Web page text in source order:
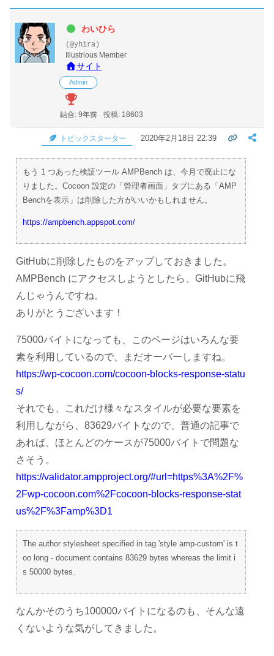
わいひら
(@yhira)
Illustrious Member
サイト
Admin
結合: 9年前 投稿: 18603
トピックスターター 2020年2月18日 22:39
もう 1 つあった検証ツール AMPBench は、今月で廃止にな
りました。Cocoon 設定の「管理者画面」タブにある「AMP
Benchを表示」は削除した方がいいかもしれません。
https://ampbench.appspot.com/
GitHubに削除したものをアップしておきました。
AMPBench にアクセスしようとしたら、GitHubに飛
んじゃうんですね。
ありがとうございます！
75000バイトになっても、このページはいろんな要
素を利用しているので、まだオーバーしますね。
https://wp-cocoon.com/cocoon-blocks-response-statu
s/
それでも、これだけ様々なスタイルが必要な要素を
利用しながら、83629バイトなので、普通の記事で
あれば、ほとんどのケースが75000バイトで問題な
さそう。
https://validator.ampproject.org/#url=https%3A%2F%
2Fwp-cocoon.com%2Fcocoon-blocks-response-stat
us%2F%3Famp%3D1
The author stylesheet specified in tag 'style amp-custom' is t
oo long - document contains 83629 bytes whereas the limit i
s 50000 bytes.
なんかそのうち100000バイトになるのも、そんな遠
くないような気がしてきました。